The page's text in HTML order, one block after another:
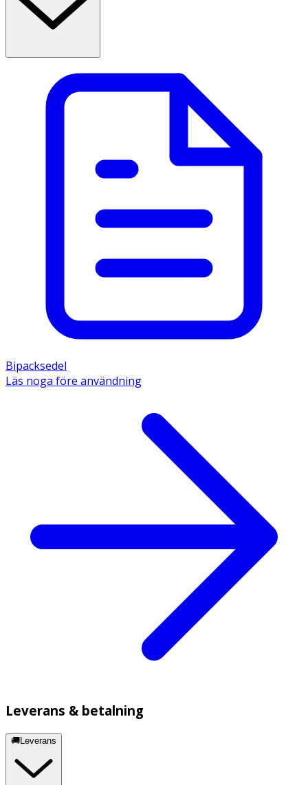
Bipacksedel
Läs noga före användning
Leverans & betalning
🚚Leverans